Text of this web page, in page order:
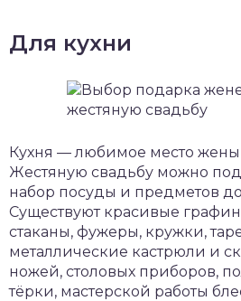
Для кухни
Кухня — любимое место жены
Жестяную свадьбу можно
набор посуды и предметов
Существуют красивые
стаканы, фужеры, кружки,
металлические кастрюли и
ножей, столовых приборов,
тёрки, мастерской работы